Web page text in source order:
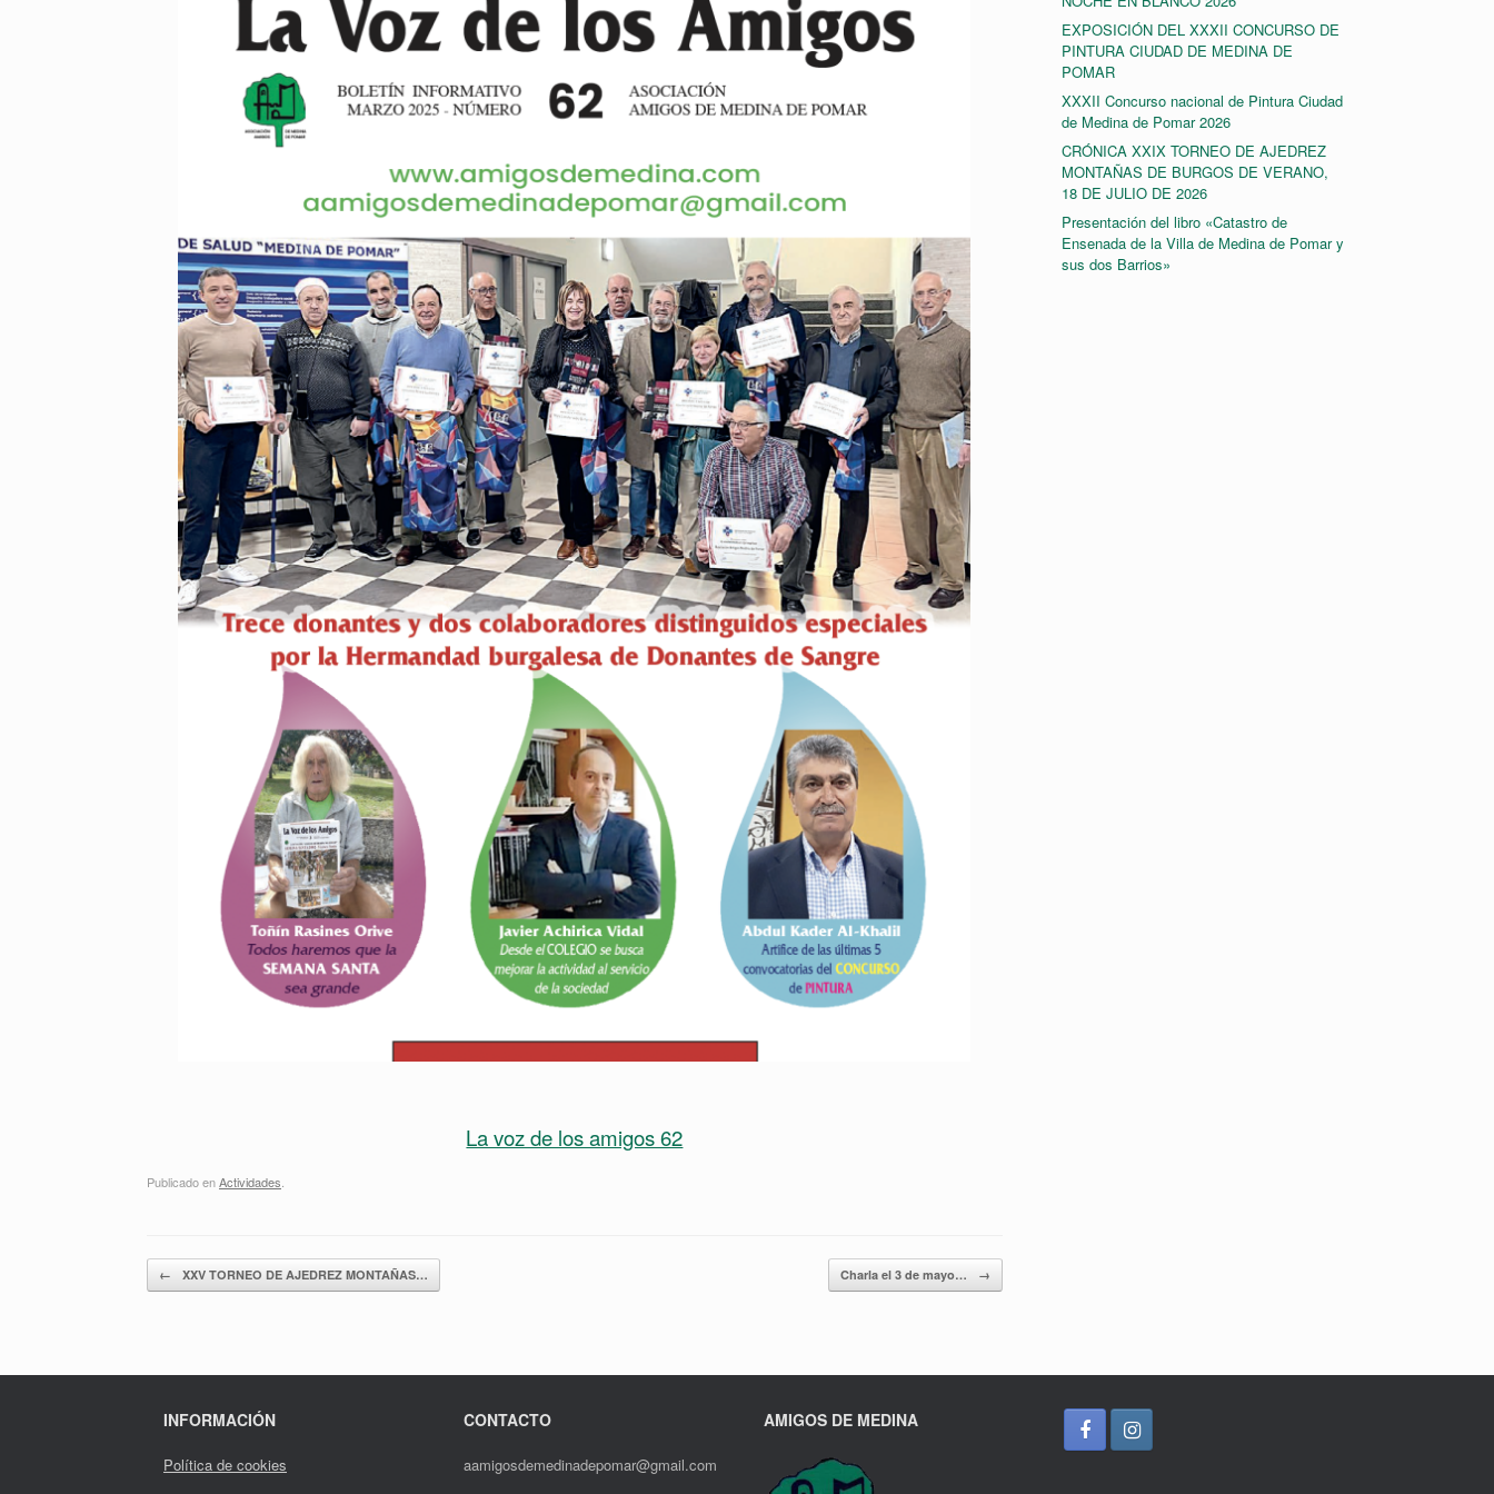
La voz de los amigos 62
Publicado enActividades
Navegador de artículos
← XXV TORNEO DE AJEDREZ MONTAÑAS… Charla el 3 de mayo… →
EXPOSICIÓN DEL XXXII CONCURSO DE
PINTURA CIUDAD DE MEDINA DE
POMAR
XXXII Concurso nacional de Pintura Ciudad
de Medina de Pomar 2026
CRÓNICA XXIX TORNEO DE AJEDREZ
MONTAÑAS DE BURGOS DE VERANO,
18 DE JULIO DE 2026
Presentación del libro «Catastro de
Ensenada de la Villa de Medina de Pomar y
sus dos Barrios»
INFORMACIÓN
Política de cookies
CONTACTO
aamigosdemedinadepomar@gmail.com
AMIGOS DE MEDINA